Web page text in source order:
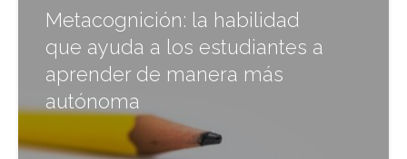
Metacognición: la habilidad
que ayuda a los estudiantes a
aprender de manera más
autónoma